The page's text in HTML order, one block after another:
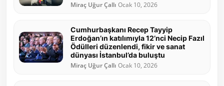
Miraç Uğur Çallı Ocak 10, 2026
Cumhurbaşkanı Recep Tayyip
Erdoğan’ın katılımıyla 12’nci Necip Fazıl
Ödülleri düzenlendi, fikir ve sanat
dünyası İstanbul’da buluştu
Miraç Uğur Çallı Ocak 10, 2026